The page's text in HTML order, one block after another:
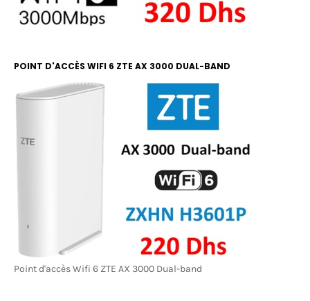
POINT D'ACCÈS WIFI 6 ZTE AX 3000 DUAL-BAND
Point d'accès Wifi 6 ZTE AX 3000 Dual-band